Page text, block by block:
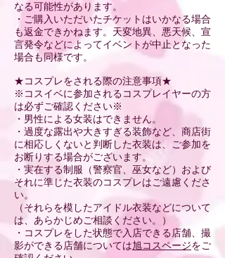
なる可能性があります。
​・ご購入いただいたチケットはいかなる場合
も返金できかねます。天変地異、悪天候、宣
言発令などによってイベントが中止となった
場合も同様です。
★コスプレをされる際の注意事項★
※コスイベに参加されるコスプレイヤーの方
は必ずご確認ください※
・男性による女装はできません。
・過度な露出や大きすぎる装飾など、商店街
に相応しくないと判断した衣装は、ご参加を
お断りする場合がございます。​
・実在する制服（警察官、巫女など）および
それに準じた衣装のコスプレはご遠慮くださ
い。
（それらを模したアイドル衣装などについて
は、あらかじめご相談ください。）
・コスプレをした状態で入店できる店舗、撮
影ができる店舗については旭コスページをご